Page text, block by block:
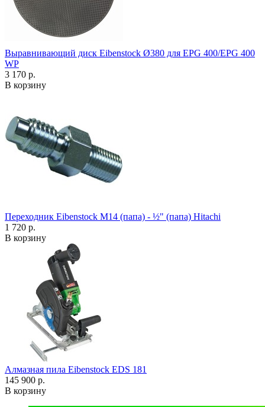
Выравнивающий диск Eibenstock Ø380 для EPG 400/EPG 400
WP
3 170 р.
В корзину
Переходник Eibenstock M14 (папа) - ½" (папа) Hitachi
1 720 р.
В корзину
Алмазная пила Eibenstock EDS 181
145 900 р.
В корзину